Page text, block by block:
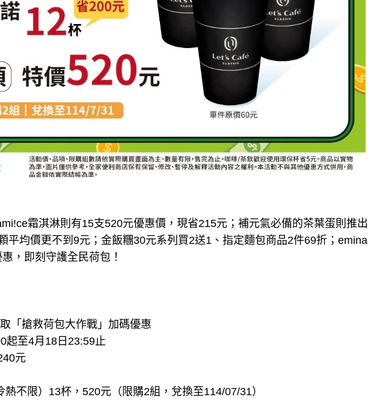
霜淇淋則有15支520元優惠價，現省215元；補元氣必備的茶葉蛋則推出
平均價更不到9元；金飯糰30元系列買2送1、指定麵包商品2件69折；emina
，即刻守護全民荷包！
「搶救荷包大作戰」加碼優惠
起至4月18日23:59止
元
不限）13杯，520元（限購2組，兌換至114/07/31）